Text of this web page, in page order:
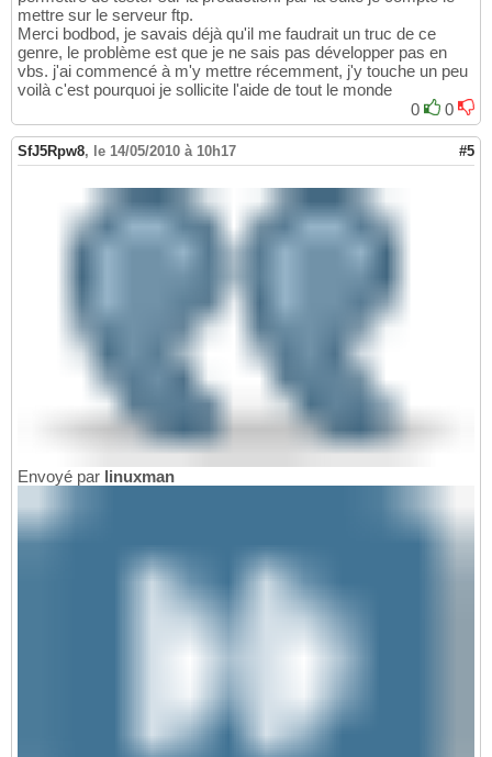
mettre sur le serveur ftp.
Merci bodbod, je savais déjà qu'il me faudrait un truc de ce
genre, le problème est que je ne sais pas développer pas en
vbs. j'ai commencé à m'y mettre récemment, j'y touche un peu
voilà c'est pourquoi je sollicite l'aide de tout le monde
0
0
SfJ5Rpw8, le 14/05/2010 à 10h17 #5
Envoyé par linuxman